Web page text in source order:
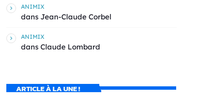
ANIMIX
dans Jean-Claude Corbel
ANIMIX
dans Claude Lombard
ARTICLE À LA UNE !